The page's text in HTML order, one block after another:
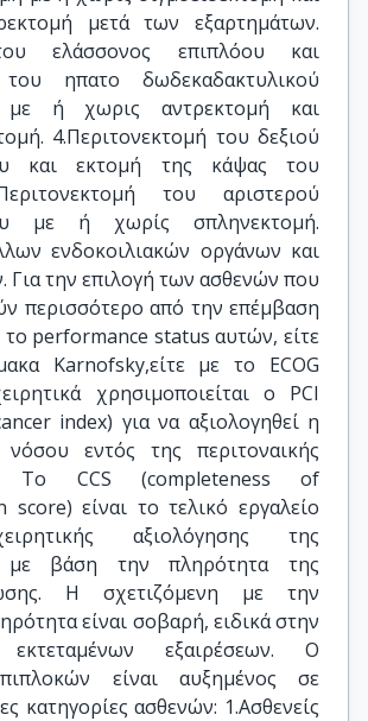
μετά των εξαρτημάτων.
ελάσσονος επιπλόου και
ηπατο δωδεκαδακτυλικού
με ή χωρις αντρεκτομή και
4.Περιτονεκτομή του δεξιού
και εκτομή της κάψας του
του αριστερού
με ή χωρίς σπληνεκτομή.
ενδοκοιλιακών οργάνων και
Για την επιλογή των ασθενών που
περισσότερο από την επέμβαση
το performance status αυτών, είτε
Karnofsky,είτε με το ECOG
χρησιμοποιείται ο PCI
index) για να αξιολογηθεί η
εντός της περιτοναικής
Το CCS (completeness of
score) είναι το τελικό εργαλείο
αξιολόγησης της
με βάση την πληρότητα της
Η σχετιζόμενη με την
είναι σοβαρή, ειδικά στην
εκτεταμένων εξαιρέσεων. Ο
είναι αυξημένος σε
κατηγορίες ασθενών: 1.Ασθενείς